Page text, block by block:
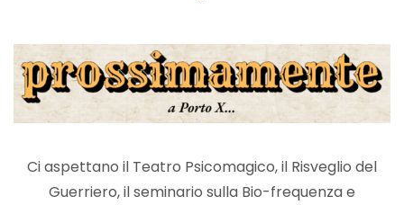
Ci aspettano il Teatro Psicomagico, il Risveglio del
Guerriero, il seminario sulla Bio-frequenza e